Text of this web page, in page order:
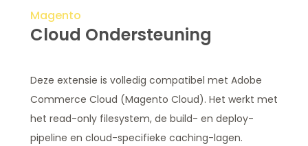
Magento
Cloud Ondersteuning
Deze extensie is volledig compatibel met Adobe
Commerce Cloud (Magento Cloud). Het werkt met
het read-only filesystem, de build- en deploy-
pipeline en cloud-specifieke caching-lagen.